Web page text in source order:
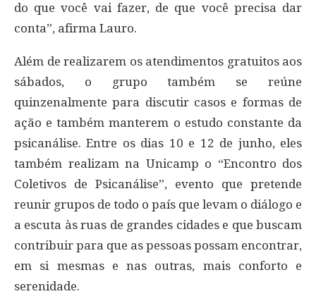
do que você vai fazer, de que você precisa dar
conta”, afirma Lauro.
Além de realizarem os atendimentos gratuitos aos
sábados, o grupo também se reúne
quinzenalmente para discutir casos e formas de
ação e também manterem o estudo constante da
psicanálise. Entre os dias 10 e 12 de junho, eles
também realizam na Unicamp o “Encontro dos
Coletivos de Psicanálise”, evento que pretende
reunir grupos de todo o país que levam o diálogo e
a escuta às ruas de grandes cidades e que buscam
contribuir para que as pessoas possam encontrar,
em si mesmas e nas outras, mais conforto e
serenidade.